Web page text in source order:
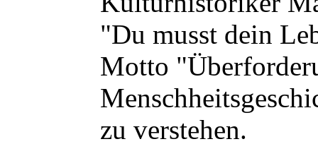
"Du musst dein
Motto
zu verstehen.